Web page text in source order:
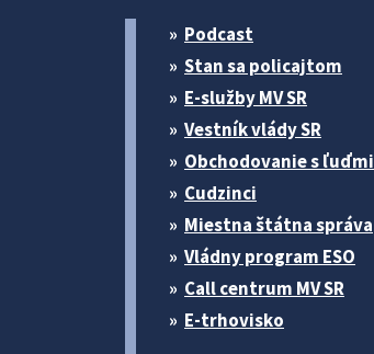
Podcast
Stan sa policajtom
E-služby MV SR
Vestník vlády SR
Obchodovanie s ľuďmi
Cudzinci
Miestna štátna správa
Vládny program ESO
Call centrum MV SR
E-trhovisko